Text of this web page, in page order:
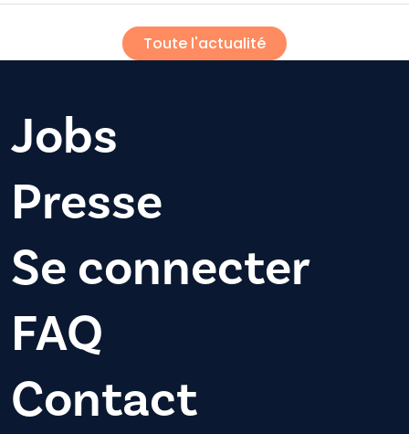
Toute l'actualité
Jobs
Presse
Se connecter
FAQ
Contact